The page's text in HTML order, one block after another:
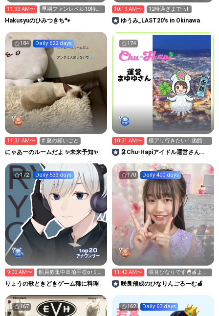
11:33 AM〜
早期ファンレベル10特典
について考える
Hakusyuのひみつきち🐾
10:19 AM〜 12時過ぎまでっ‼︎
ゆうみ_LAST20's in Okinawa
184 Daily 622 days
11:31 AM〜 # 夏の願いごと
にゃあーのルームだよ ✨️未来予知✨️
174
10:31 AM〜
横アリ行きたい！函館市
チューハピの応援🙇‍♀️
🦑Chu-Hapiアイドル運営さん
172 Daily 533 days
top20
アナウンサー
9:00 AM〜
船員募集中🚢拍手👏orミラ
ボ集め中🔮おはよう✨
りょうの歌ときどきゲーム稀に料理
170 Daily 400 days
11:42 AM〜
咲良ひなりです🐣🍎よろ
しくお願いします！
咲良飛成のひなりんごるーむ🍎
167 162 Daily 63 days